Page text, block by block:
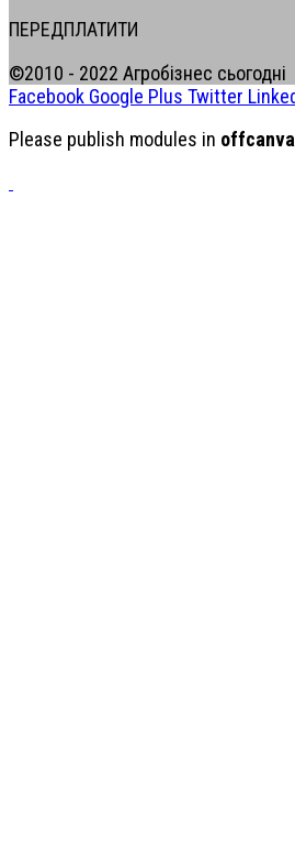
ПЕРЕДПЛАТИТИ
©2010 - 2022 Агробізнес сьогодні
Facebook Google Plus Twitter
Please publish modules in